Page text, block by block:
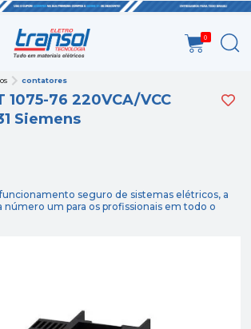
0
contatores
1075-76 220VCA/VCC
Siemens
seguro de sistemas elétricos, a
número um para os profissionais em todo o